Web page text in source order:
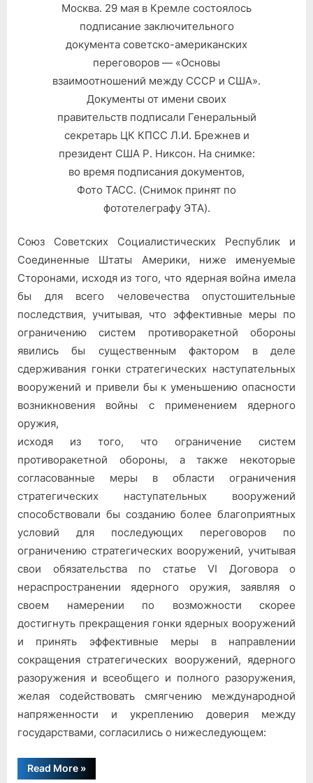
Америки
об
ограничении
обороны
Москва. 29 мая в Кремле состоялось
подписание заключительного
документа советско-американских
переговоров — «Основы
взаимоотношений между СССР и США».
Документы от имени своих
правительств подписали Генеральный
секретарь ЦК КПСС Л.И. Брежнев и
президент США Р. Никсон. На снимке:
во время подписания документов,
Фото ТАСС. (Снимок принят по
фототелеграфу ЭТА).
Союз Советских Социалистических Республик и
Соединенные Штаты Америки, ниже именуемые
Сторонами, исходя из того, что ядерная война имела
бы для всего человечества опустошительные
последствия, учитывая, что эффективные меры по
ограничению систем противоракетной обороны
явились бы существенным фактором в деле
сдерживания гонки стратегических наступательных
вооружений и привели бы к уменьшению опасности
возникновения войны с применением ядерного
оружия,
исходя из того, что ограничение систем
противоракетной обороны, а также некоторые
согласованные меры в области ограничения
стратегических наступательных вооружений
способствовали бы созданию более благоприятных
условий для последующих переговоров по
ограничению стратегических вооружений, учитывая
свои обязательства по статье VI Договора о
нераспространении ядерного оружия, заявляя о
своем намерении по возможности скорее
достигнуть прекращения гонки ядерных вооружений
и принять эффективные меры в направлении
сокращения стратегических вооружений, ядерного
разоружения и всеобщего и полного разоружения,
желая содействовать смягчению международной
напряженности и укреплению доверия между
государствами, согласились о нижеследующем:
Read More“Договор
между
»